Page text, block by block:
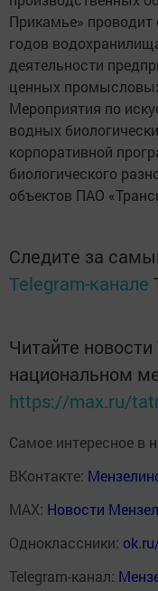
Прикамье» проводит
годов
деятельности
ценных
Мероприятия по
водных
корпоративной
биологического
объектов ПАО
Следите за
Telegram-канале
Читайте новости
национальном
https://max.ru/
Самое интересное в
ВКонтакте:
MAX: Новости
Одноклассники:
Telegram-канал: